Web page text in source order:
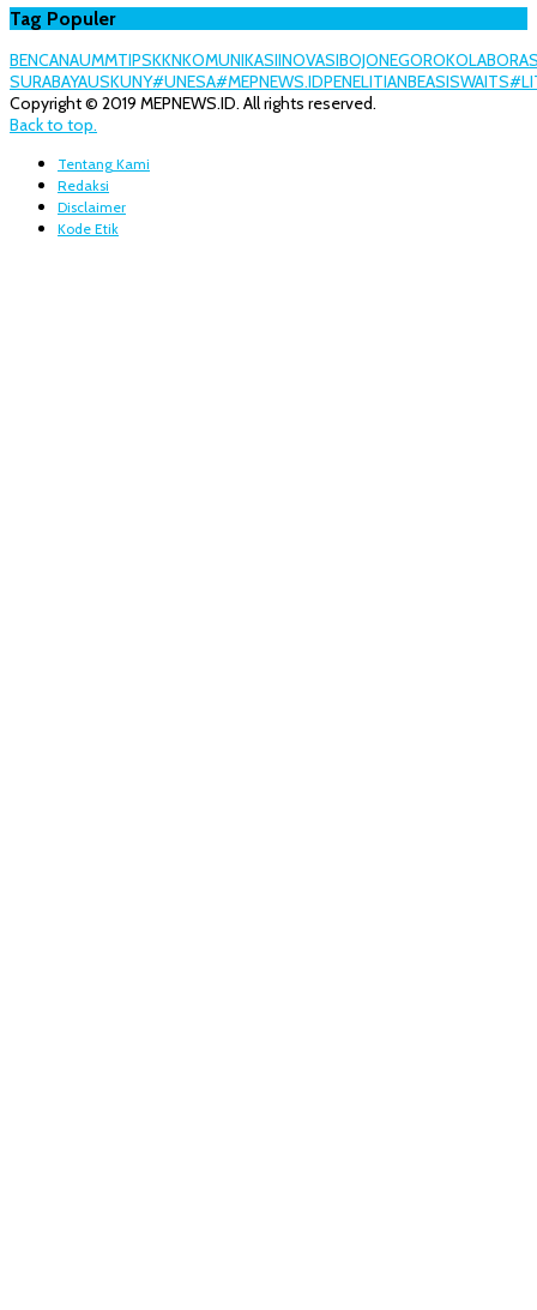
Tag Populer
BENCANAUMMTIPSKKNKOMUNIKASIINOVASIBOJONEGORO
SURABAYAUSKUNY#UNESA#MEPNEWS.IDPENELITIANBEASISWAITS
Copyright © 2019 MEPNEWS.ID. All rights reserved.
Back to top.
Tentang Kami
Redaksi
Disclaimer
Kode Etik